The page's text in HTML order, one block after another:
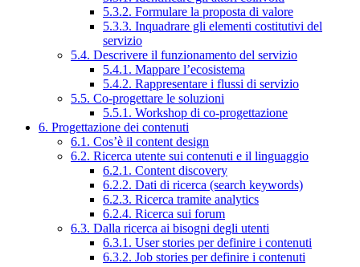
5.3.2. Formulare la proposta di valore
5.3.3. Inquadrare gli elementi costitutivi del
servizio
5.4. Descrivere il funzionamento del servizio
5.4.1. Mappare l’ecosistema
5.4.2. Rappresentare i flussi di servizio
5.5. Co-progettare le soluzioni
5.5.1. Workshop di co-progettazione
6. Progettazione dei contenuti
6.1. Cos’è il content design
6.2. Ricerca utente sui contenuti e il linguaggio
6.2.1. Content discovery
6.2.2. Dati di ricerca (search keywords)
6.2.3. Ricerca tramite analytics
6.2.4. Ricerca sui forum
6.3. Dalla ricerca ai bisogni degli utenti
6.3.1. User stories per definire i contenuti
6.3.2. Job stories per definire i contenuti